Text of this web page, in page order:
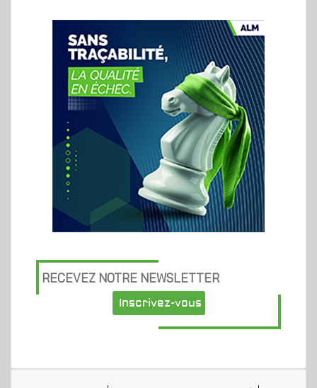
RECEVEZ NOTRE NEWSLETTER
Inscrivez-vous